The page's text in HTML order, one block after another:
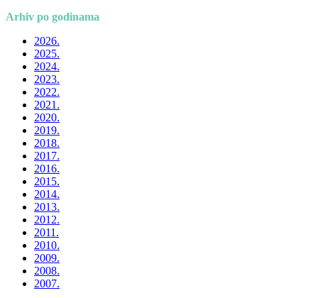
Arhiv po godinama
2026.
2025.
2024.
2023.
2022.
2021.
2020.
2019.
2018.
2017.
2016.
2015.
2014.
2013.
2012.
2011.
2010.
2009.
2008.
2007.